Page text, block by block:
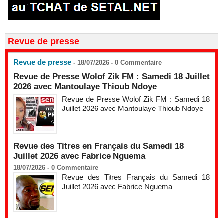
Revue de presse
Revue de presse - 18/07/2026 - 0 Commentaire
Revue de Presse Wolof Zik FM : Samedi 18 Juillet
2026 avec Mantoulaye Thioub Ndoye
Revue de Presse Wolof Zik FM : Samedi 18
Juillet 2026 avec Mantoulaye Thioub Ndoye
Revue des Titres en Français du Samedi 18
Juillet 2026 avec Fabrice Nguema
18/07/2026 - 0 Commentaire
Revue des Titres Français du Samedi 18
Juillet 2026 avec Fabrice Nguema